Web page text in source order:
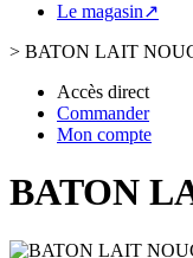
Le magasin↗
> BATON LAIT
Accès direct
Commander
Mon compte
BATON